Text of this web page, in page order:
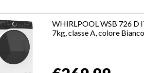
WHIRLPOOL WSB 726 D
7kg, classe A, colore